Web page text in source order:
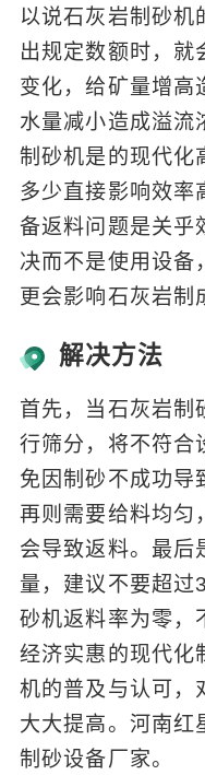
以说石灰岩制砂机
出规定数额时，就
变化，给矿量增高
水量减小造成溢流
制砂机是的现代化
多少直接影响效率
备返料问题是关乎
决而不是使用设备
更会影响石灰岩制
解决方法
首先，当石灰岩制
行筛分，将不符合
免因制砂不成功导
再则需要给料均匀
会导致返料。最后
量，建议不要超过
砂机返料率为零，
经济实惠的现代化
机的普及与认可，
大大提高。河南红
制砂设备厂家。